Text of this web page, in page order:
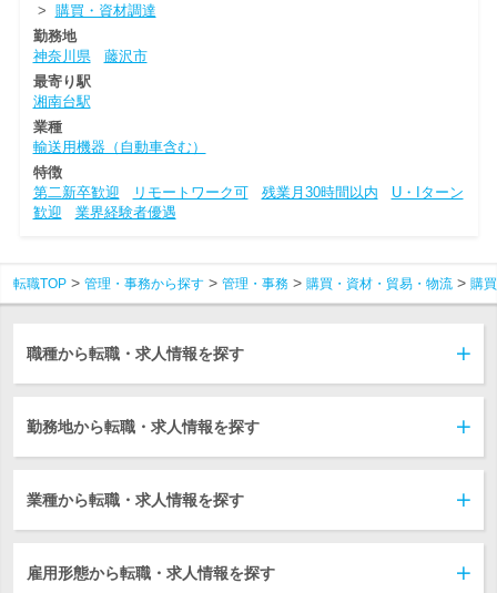
> 購買・資材調達
勤務地
神奈川県
藤沢市
最寄り駅
湘南台駅
業種
輸送用機器（自動車含む）
特徴
第二新卒歓迎
リモートワーク可 残業月30時間以内
U・Iターン
歓迎
業界経験者優遇
転職TOP 管理・事務から探す 管理・事務 購買・資材・貿易・物流 購
職種から転職・求人情報を探す
勤務地から転職・求人情報を探す
業種から転職・求人情報を探す
雇用形態から転職・求人情報を探す